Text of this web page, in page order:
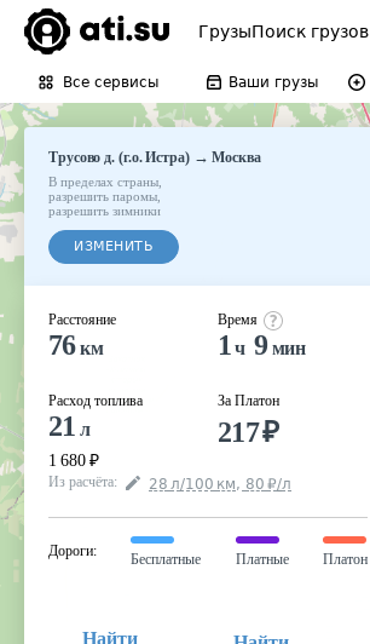
ГрузыПоиск грузов
Все сервисы Ваши грузы
Трусово д. (г.о. Истра)→Москва
В пределах страны
разрешить паромы
разрешить зимники
ИЗМЕНИТЬ
Расстояние
76км
Расход топлива
21 л
1 680 ₽
Время
1 ч 9мин
За Платон
217₽
Из расчёта: 28 л/100 км, 80 ₽/л
Дороги:
Бесплатные Платные Платон
Найти